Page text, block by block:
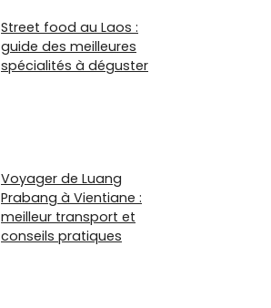
Street food au Laos :
guide des meilleures
spécialités à déguster
Voyager de Luang
Prabang à Vientiane :
meilleur transport et
conseils pratiques